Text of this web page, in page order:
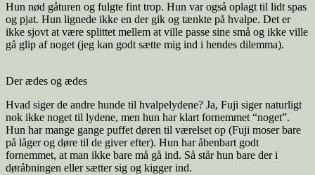
Hun nød gåturen og fulgte fint trop. Hun var også oplagt til lidt spas
og pjat. Hun lignede ikke en der gik og tænkte på hvalpe. Det er
ikke sjovt at være splittet mellem at ville passe sine små og ikke ville
gå glip af noget (jeg kan godt sætte mig ind i hendes dilemma).
Der ædes og ædes
Hvad siger de andre hunde til hvalpelydene? Ja, Fuji siger naturligt
nok ikke noget til lydene, men hun har klart fornemmet “noget”.
Hun har mange gange puffet døren til værelset op (Fuji moser bare
på låger og døre til de giver efter). Hun har åbenbart godt
fornemmet, at man ikke bare må gå ind. Så står hun bare der i
døråbningen eller sætter sig og kigger ind.